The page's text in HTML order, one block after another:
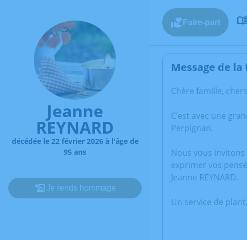
Jeanne
REYNARD
décédée le 22 février 2026 à l'âge de
95 ans
Je rends hommage
Faire-part
Message de
Chère famille,
C’est avec une
Perpignan.
Nous vous
exprimer vos
Jeanne REYNARD.
Un service de